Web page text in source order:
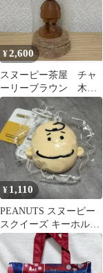
¥2,600
スヌーピー茶屋 チャ
ーリーブラウン 木製
フィギュア
¥ 1,110
PEANUTS スヌーピー
スクイーズ キーホルダ
ー タグ付 チャーリーブ
ラウン